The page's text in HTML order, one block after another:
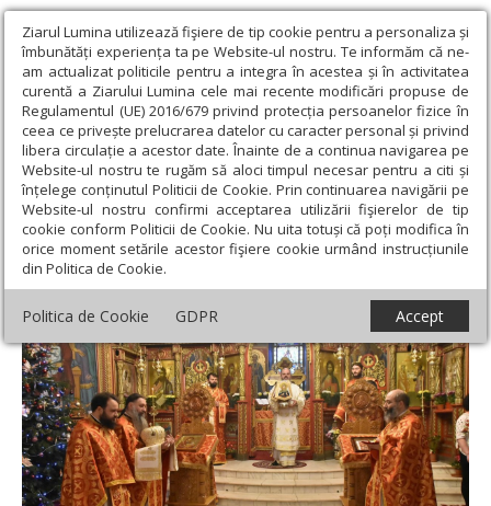
Ziarul Lumina utilizează fişiere de tip cookie pentru a personaliza și
îmbunătăți experiența ta pe Website-ul nostru. Te informăm că ne-
am actualizat politicile pentru a integra în acestea și în activitatea
curentă a Ziarului Lumina cele mai recente modificări propuse de
Regulamentul (UE) 2016/679 privind protecția persoanelor fizice în
ceea ce privește prelucrarea datelor cu caracter personal și privind
libera circulație a acestor date. Înainte de a continua navigarea pe
Website-ul nostru te rugăm să aloci timpul necesar pentru a citi și
înțelege conținutul Politicii de Cookie. Prin continuarea navigării pe
Website-ul nostru confirmi acceptarea utilizării fişierelor de tip
cookie conform Politicii de Cookie. Nu uita totuși că poți modifica în
orice moment setările acestor fişiere cookie urmând instrucțiunile
din Politica de Cookie.
Politica de Cookie GDPR Accept
Ziarul Lumina › Actualitate religioasă › Știri › Prima zi de Crăciun
la Catedrala din Huşi
Prima zi de Crăciun la Catedrala din Huşi